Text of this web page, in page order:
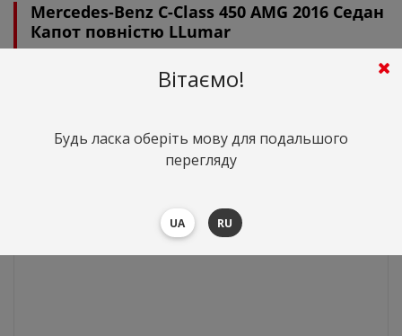
Mercedes-Benz C-Class 450 AMG 2016 Седан
Капот повністю LLumar
грн.($0)
Вітаємо!
Будь ласка оберіть мову для подальшого
перегляду
UA RU